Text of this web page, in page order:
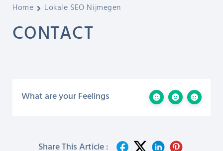
Home Lokale SEO Nijmegen
CONTACT
What are your Feelings
Share This Article :